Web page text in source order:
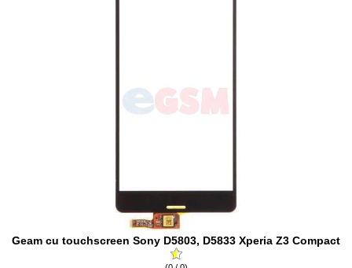
Geam cu touchscreen Sony D5803, D5833 Xperia Z3 Compact